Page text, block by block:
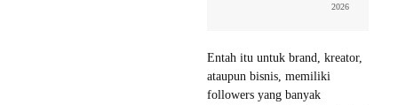
2026
Entah itu untuk brand, kreator,
ataupun bisnis, memiliki
followers yang banyak